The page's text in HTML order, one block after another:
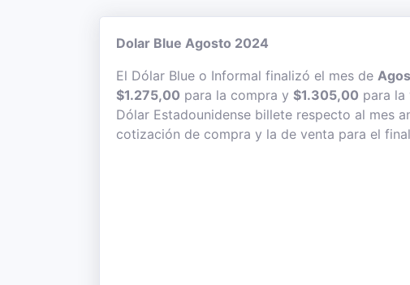
Dolar Blue Agosto 2024
El Dólar Blue o Informal finalizó el mes de
$1.275,00 para la compra y $1.305,00 para la
Dólar Estadounidense billete respecto al mes
cotización de compra y la de venta para el